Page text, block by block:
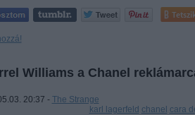
Williams a Chanel
20:37 - The Strange
karl lagerfeld chanel cara